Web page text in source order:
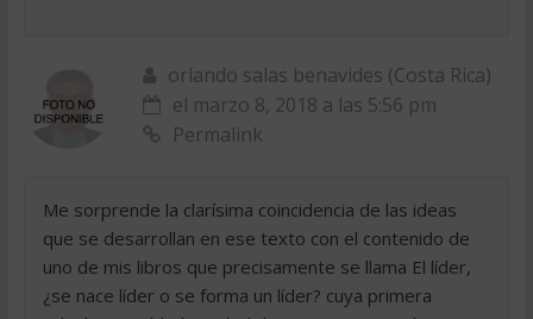
orlando salas benavides (Costa Rica)
el marzo 8, 2018 a las 5:56 pm
Permalink
Me sorprende la clarísima coincidencia de las ideas
que se desarrollan en ese texto con el contenido de
uno de mis libros que precisamente se llama El líder,
¿se nace líder o se forma un líder? cuya primera